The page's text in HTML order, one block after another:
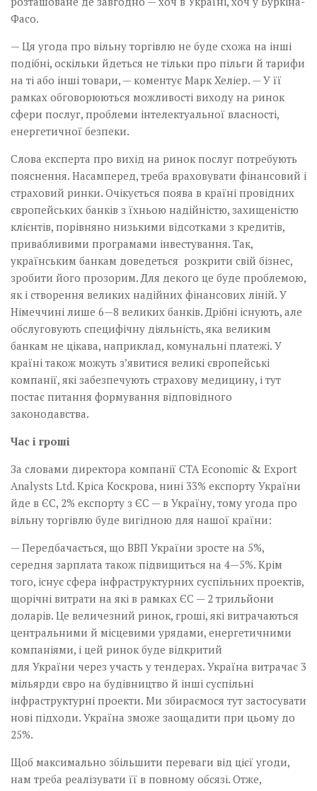
Фасо.
— Ця угода про вільну торгівлю не буде схожа на інші
подібні, оскільки йдеться не тільки про пільги й тарифи
на ті або інші товари, — коментує Марк Хеліер. — У її
рамках обговорюються можливості виходу на ринок
сфери послуг, проблеми інтелектуальної власності,
енергетичної безпеки.
Слова експерта про вихід на ринок послуг потребують
пояснення. Насамперед, треба враховувати фінансовий і
страховий ринки. Очікується поява в країні провідних
європейських банків з їхньою надійністю, захищеністю
клієнтів, порівняно низькими відсотками з кредитів,
привабливими програмами інвестування. Так,
українським банкам доведеться розкрити свій бізнес,
зробити його прозорим. Для декого це буде проблемою,
як і створення великих надійних фінансових ліній. У
Німеччині лише 6—8 великих банків. Дрібні існують, але
обслуговують специфічну діяльність, яка великим
банкам не цікава, наприклад, комунальні платежі. У
країні також можуть з’явитися великі європейські
компанії, які забезпечують страхову медицину, і тут
постає питання формування відповідного
законодавства.
Час і гроші
За словами директора компанії СТА Economic & Export
Analysts Ltd. Кріса Коскрова, нині 33% експорту України
йде в ЄС, 2% експорту з ЄС — в Україну, тому угода про
вільну торгівлю буде вигідною для нашої країни:
— Передбачається, що ВВП України зросте на 5%,
середня зарплата також підвищиться на 4—5%. Крім
того, існує сфера інфраструктурних суспільних проектів,
щорічні витрати на які в рамках ЄС — 2 трильйони
доларів. Це величезний ринок, гроші, які витрачаються
центральними й місцевими урядами, енергетичними
компаніями, і цей ринок буде відкритий
для України через участь у тендерах. Україна витрачає 3
мільярди євро на будівництво й інші суспільні
інфраструктурні проекти. Ми збираємося тут застосувати
нові підходи. Україна зможе заощадити при цьому до
25%.
Щоб максимально збільшити переваги від цієї угоди,
нам треба реалізувати її в повному обсязі. Отже,